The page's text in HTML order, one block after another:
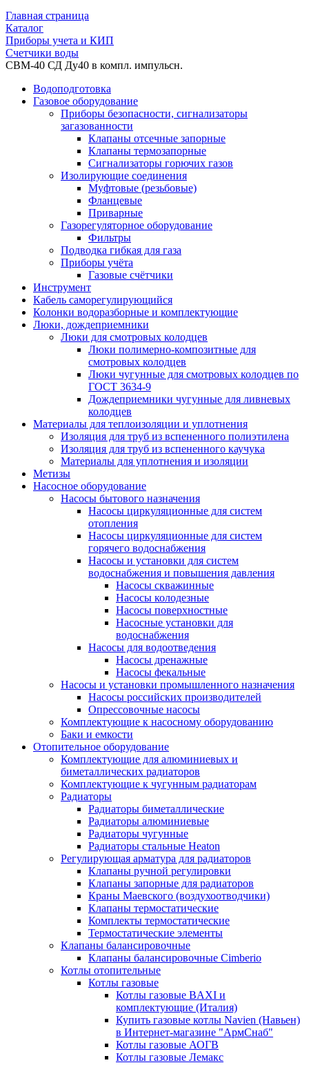
Главная страница
Каталог
Приборы учета и КИП
Счетчики воды
СВМ-40 СД Ду40 в компл. импульсн.
Водоподготовка
Газовое оборудование
Приборы безопасности, сигнализаторы
загазованности
Клапаны отсечные запорные
Клапаны термозапорные
Сигнализаторы горючих газов
Изолирующие соединения
Муфтовые (резьбовые)
Фланцевые
Приварные
Газорегуляторное оборудование
Фильтры
Подводка гибкая для газа
Приборы учёта
Газовые счётчики
Инструмент
Кабель саморегулирующийся
Колонки водоразборные и комплектующие
Люки, дождеприемники
Люки для смотровых колодцев
Люки полимерно-композитные для
смотровых колодцев
Люки чугунные для смотровых колодцев по
ГОСТ 3634-9
Дождеприемники чугунные для ливневых
колодцев
Материалы для теплоизоляции и уплотнения
Изоляция для труб из вспененного полиэтилена
Изоляция для труб из вспененного каучука
Материалы для уплотнения и изоляции
Метизы
Насосное оборудование
Насосы бытового назначения
Насосы циркуляционные для систем
отопления
Насосы циркуляционные для систем
горячего водоснабжения
Насосы и установки для систем
водоснабжения и повышения давления
Насосы скважинные
Насосы колодезные
Насосы поверхностные
Насосные установки для
водоснабжения
Насосы для водоотведения
Насосы дренажные
Насосы фекальные
Насосы и установки промышленного назначения
Насосы российских производителей
Опрессовочные насосы
Комплектующие к насосному оборудованию
Баки и емкости
Отопительное оборудование
Комплектующие для алюминиевых и
биметаллических радиаторов
Комплектующие к чугунным радиаторам
Радиаторы
Радиаторы биметаллические
Радиаторы алюминиевые
Радиаторы чугунные
Радиаторы стальные Heaton
Регулирующая арматура для радиаторов
Клапаны ручной регулировки
Клапаны запорные для радиаторов
Краны Маевского (воздухоотводчики)
Клапаны термостатические
Комплекты термостатические
Термостатические элементы
Клапаны балансировочные
Клапаны балансировочные Cimberio
Котлы отопительные
Котлы газовые
Котлы газовые BAXI и
комплектующие (Италия)
Купить газовые котлы Navien (Навьен)
в Интернет-магазине "АрмСнаб"
Котлы газовые АОГВ
Котлы газовые Лемакс